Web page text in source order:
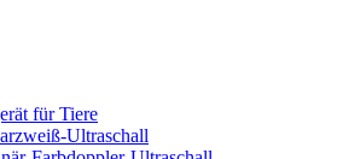
für Tiere
Ultraschall